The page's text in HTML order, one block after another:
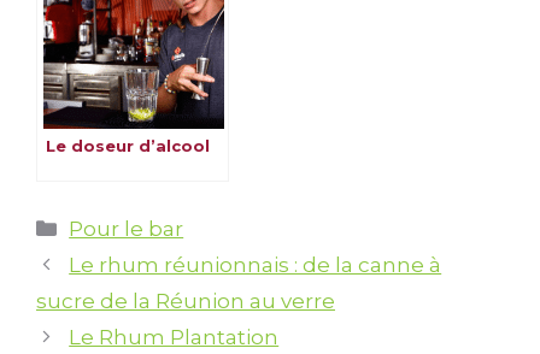
Le doseur d’alcool
Catégories
Pour le bar
Le rhum réunionnais : de la canne à
sucre de la Réunion au verre
Le Rhum Plantation